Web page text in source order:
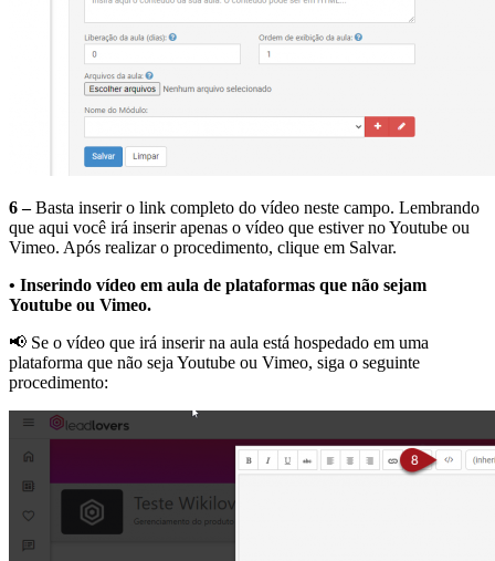
6 –Basta inserir o link completo do vídeo neste campo. Lembrando
que aqui você irá inserir apenas o vídeo que estiver no Youtube ou
Vimeo. Após realizar o procedimento, clique em Salvar.
• Inserindo vídeo em aula de plataformas que não sejam
Youtube ou Vimeo.
📢 Se o vídeo que irá inserir na aula está hospedado em uma
plataforma que não seja Youtube ou Vimeo, siga o seguinte
procedimento: